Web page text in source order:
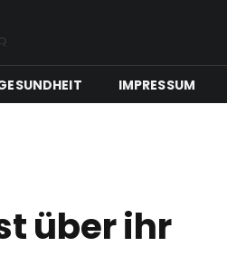
IMPRESSUM
über ihr